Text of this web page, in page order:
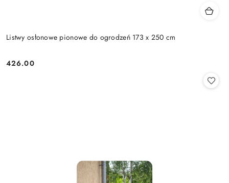
Listwy osłonowe pionowe do ogrodzeń 173 x 250 cm
Cena:
426.00